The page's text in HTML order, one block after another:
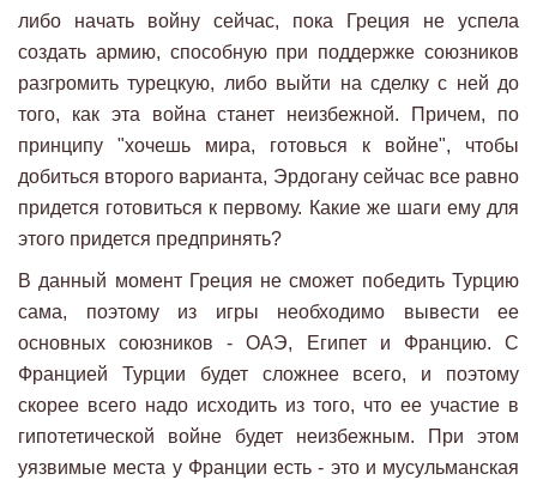
либо начать войну сейчас, пока Греция не успела
создать армию, способную при поддержке союзников
разгромить турецкую, либо выйти на сделку с ней до
того, как эта война станет неизбежной. Причем, по
принципу "хочешь мира, готовься к войне", чтобы
добиться второго варианта, Эрдогану сейчас все равно
придется готовиться к первому. Какие же шаги ему для
этого придется предпринять?
В данный момент Греция не сможет победить Турцию
сама, поэтому из игры необходимо вывести ее
основных союзников - ОАЭ, Египет и Францию. С
Францией Турции будет сложнее всего, и поэтому
скорее всего надо исходить из того, что ее участие в
гипотетической войне будет неизбежным. При этом
уязвимые места у Франции есть - это и мусульманская